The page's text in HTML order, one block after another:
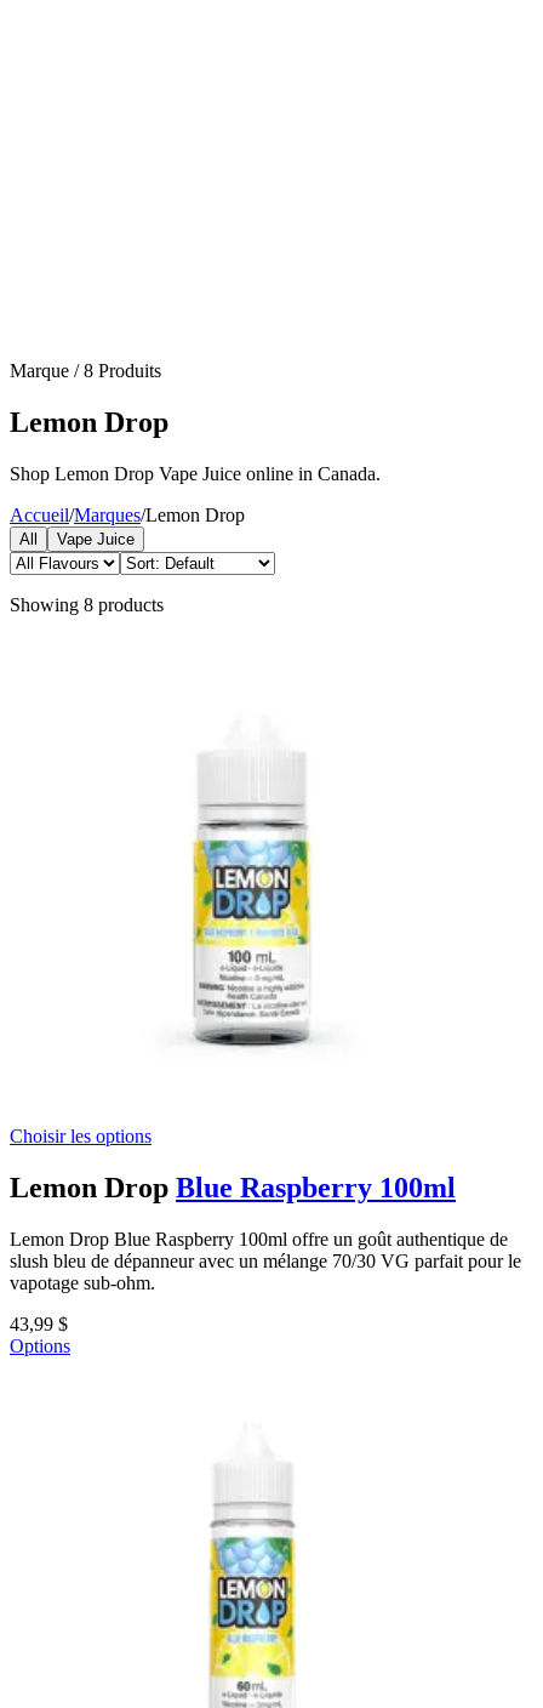
Marque /8 Produits
Lemon Drop
Shop Lemon Drop Vape Juice online in Canada.
Accueil/Marques/Lemon Drop
All Vape Juice
Showing 8 products
Choisir les options
Lemon Drop Blue Raspberry 100ml
Lemon Drop Blue Raspberry 100ml offre un goût authentique de
slush bleu de dépanneur avec un mélange 70/30 VG parfait pour le
vapotage sub-ohm.
43,99 $
Options